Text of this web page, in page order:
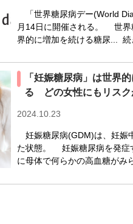
「世界糖尿病デー(World
月14日に開催される。 世界
界的に増加を続ける糖尿...
「妊娠糖尿病」は世界
る どの女性にもリスク
2024.10.23
妊娠糖尿病(GDM)は、妊娠
た状態。 妊娠糖尿病を発症
に母体で何らかの高血糖がみ